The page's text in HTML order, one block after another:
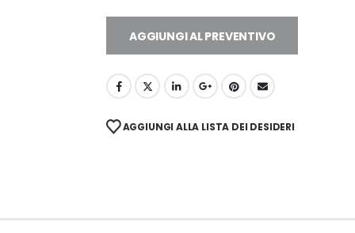
AGGIUNGI AL PREVENTIVO
AGGIUNGI ALLA LISTA DEI DESIDERI